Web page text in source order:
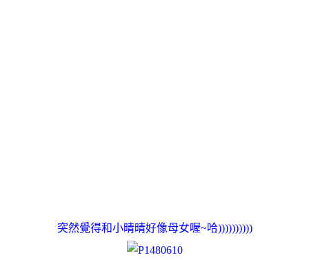
突然覺得和小晴晴好像母女喔~哈))))))))))